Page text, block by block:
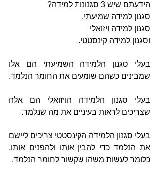
הידעתם שיש 3 סגנונות למידה?
סגנון למידה שמיעתי,
סגנון למידה ויזואלי
וסגנון למידה קינסטטי.
שמבינים כשהם שומעים את החומר הנלמד.
שצריכים לראות בעיניים את מה שנלמד.
כלומר לעשות משהו שקשור לחומר הנלמד.